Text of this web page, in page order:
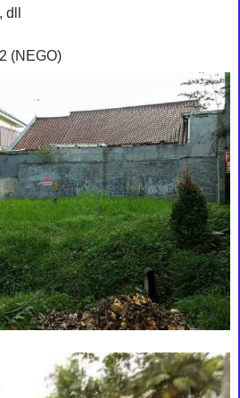
(NEGO)